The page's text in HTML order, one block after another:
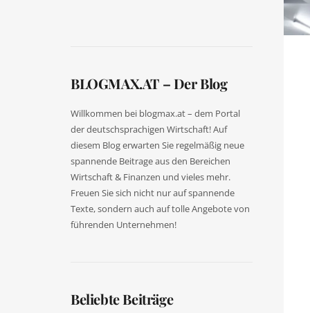
BLOGMAX.AT – Der Blog
Willkommen bei blogmax.at – dem Portal
der deutschsprachigen Wirtschaft! Auf
diesem Blog erwarten Sie regelmäßig neue
spannende Beitrage aus den Bereichen
Wirtschaft & Finanzen und vieles mehr.
Freuen Sie sich nicht nur auf spannende
Texte, sondern auch auf tolle Angebote von
führenden Unternehmen!
Beliebte Beiträge